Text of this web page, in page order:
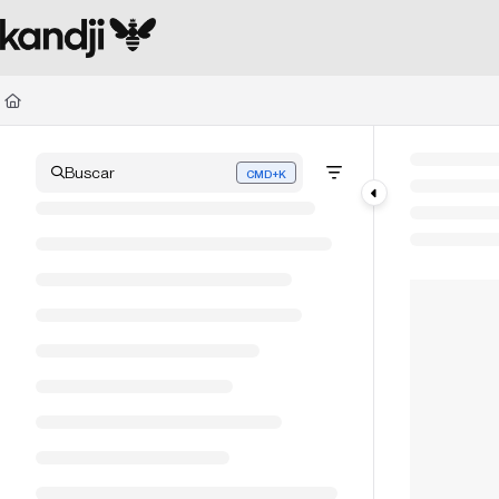
Documentation Index
Fetch the complete documentation index at:
Use this file to discover all available pages before exploring further.
Buscar CMD+K
Press CMD+K to open search